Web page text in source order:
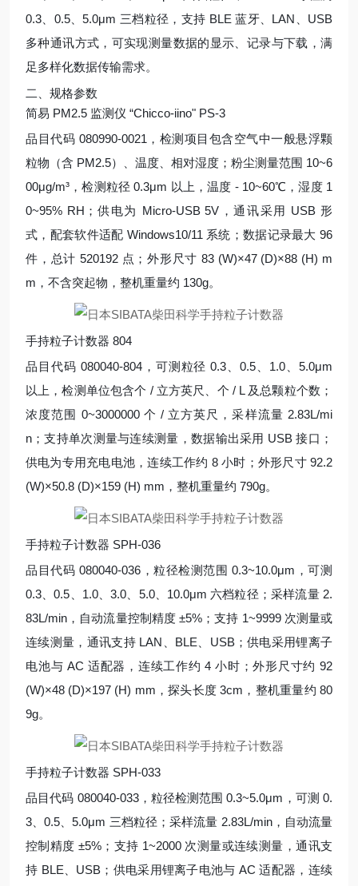
0.3、0.5、5.0μm 三档粒径，支持 BLE 蓝牙、LAN、USB
多种通讯方式，可实现测量数据的显示、记录与下载，满
足多样化数据传输需求。
二、规格参数
简易 PM2.5 监测仪 “Chicco-iino" PS-3
品目代码 080990-0021，检测项目包含空气中一般悬浮颗
粒物（含 PM2.5）、温度、相对湿度；粉尘测量范围 10~6
00μg/m³，检测粒径 0.3μm 以上，温度 - 10~60℃，湿度 1
0~95% RH；供电为 Micro-USB 5V，通讯采用 USB 形
式，配套软件适配 Windows10/11 系统；数据记录最大 96
件，总计 520192 点；外形尺寸 83 (W)×47 (D)×88 (H) m
m，不含突起物，整机重量约 130g。
手持粒子计数器 804
品目代码 080040-804，可测粒径 0.3、0.5、1.0、5.0μm
以上，检测单位包含个 / 立方英尺、个 / L 及总颗粒个数；
浓度范围 0~3000000 个 / 立方英尺，采样流量 2.83L/mi
n；支持单次测量与连续测量，数据输出采用 USB 接口；
供电为专用充电电池，连续工作约 8 小时；外形尺寸 92.2
(W)×50.8 (D)×159 (H) mm，整机重量约 790g。
手持粒子计数器 SPH-036
品目代码 080040-036，粒径检测范围 0.3~10.0μm，可测
0.3、0.5、1.0、3.0、5.0、10.0μm 六档粒径；采样流量 2.
83L/min，自动流量控制精度 ±5%；支持 1~9999 次测量或
连续测量，通讯支持 LAN、BLE、USB；供电采用锂离子
电池与 AC 适配器，连续工作约 4 小时；外形尺寸约 92
(W)×48 (D)×197 (H) mm，探头长度 3cm，整机重量约 80
9g。
手持粒子计数器 SPH-033
品目代码 080040-033，粒径检测范围 0.3~5.0μm，可测 0.
3、0.5、5.0μm 三档粒径；采样流量 2.83L/min，自动流量
控制精度 ±5%；支持 1~2000 次测量或连续测量，通讯支
持 BLE、USB；供电采用锂离子电池与 AC 适配器，连续